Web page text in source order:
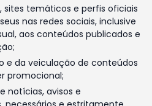
sites temáticos e perfis oficiais
nas redes sociais, inclusive
aos conteúdos publicados e
e da veiculação de conteúdos
promocional;
notícias, avisos e